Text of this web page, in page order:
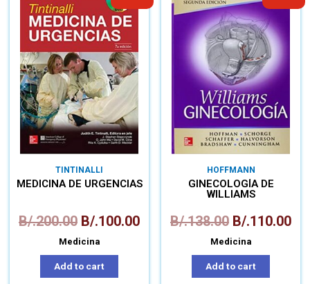
TINTINALLI
MEDICINA DE URGENCIAS
B/.200.00 B/.100.00
Medicina
Add to cart
HOFFMANN
GINECOLOGÍA DE
WILLIAMS
B/.138.00 B/.110.00
Medicina
Add to cart